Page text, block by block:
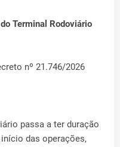
Terminal Rodoviário
nº 21.746/2026
passa a ter duração
das operações,